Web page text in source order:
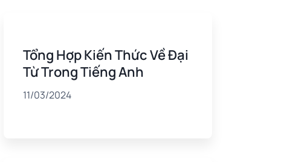
Tổng Hợp Kiến Thức Về Đại
Từ Trong Tiếng Anh
11/03/2024